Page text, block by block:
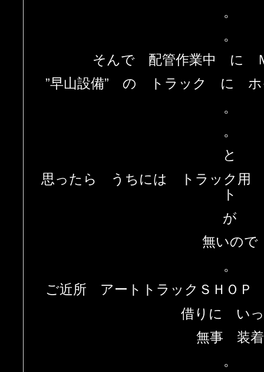
。
。
そんで 配管作業中 に
”早山設備” の トラック に ホ
。
。
と
思ったら うちには トラック
ト
が
無いので
。
ご近所 アートトラックＳＨＯ
借りに い
無事 装着
。